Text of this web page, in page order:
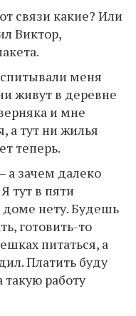
связи какие? Или
Виктор,
меня
живут в деревне
и мне
а тут ни жилья
теперь.
а зачем далеко
тут в пяти
доме нету. Будешь
готовить-то
питаться, а
Платить буду
такую работу